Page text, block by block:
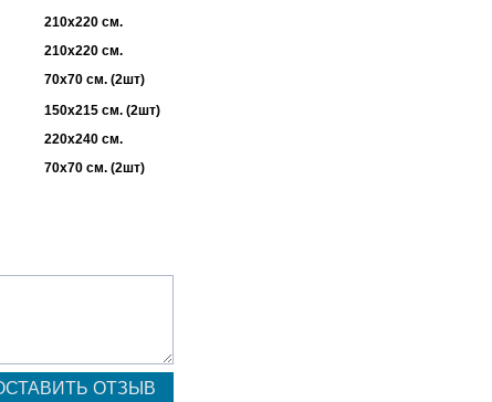
210х220 см.
210х220 см.
70х70 см. (2шт)
150х215 см. (2шт)
220х240 см.
70х70 см. (2шт)